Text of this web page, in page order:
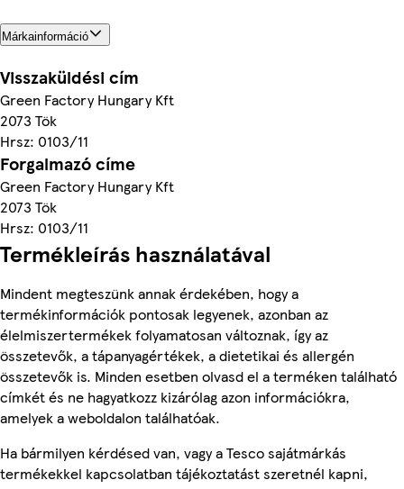
Márkainformáció
Visszaküldési cím
Green Factory Hungary Kft
2073 Tök
Hrsz: 0103/11
Forgalmazó címe
Green Factory Hungary Kft
2073 Tök
Hrsz: 0103/11
Termékleírás használatával
Mindent megteszünk annak érdekében, hogy a
termékinformációk pontosak legyenek, azonban az
élelmiszertermékek folyamatosan változnak, így az
összetevők, a tápanyagértékek, a dietetikai és allergén
összetevők is. Minden esetben olvasd el a terméken található
címkét és ne hagyatkozz kizárólag azon információkra,
amelyek a weboldalon találhatóak.
Ha bármilyen kérdésed van, vagy a Tesco sajátmárkás
termékekkel kapcsolatban tájékoztatást szeretnél kapni,